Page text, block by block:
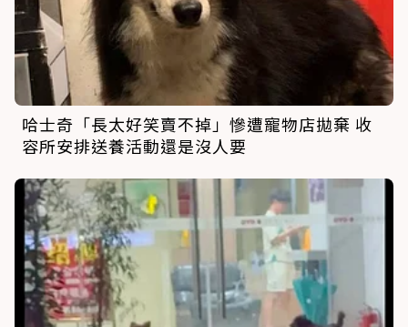
哈士奇「長太好笑賣不掉」慘遭寵物店拋棄 收
容所安排送養活動還是沒人要